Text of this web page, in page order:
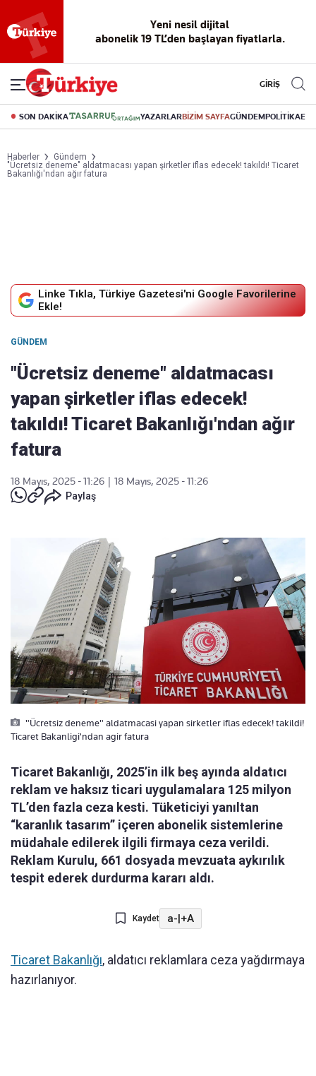
Yeni nesil dijital
abonelik 19 TL’den başlayan fiyatlarla.
GİRİŞ
SON DAKİKA YAZARLARBİZİM SAYFAGÜNDEMPOLİTİKA
Haberler
Gündem
"Ücretsiz deneme" aldatmacası yapan şirketler iflas edecek! takıldı! Ticaret
Bakanlığı'ndan ağır fatura
Linke Tıkla, Türkiye Gazetesi'ni Google Favorilerine
Ekle!
GÜNDEM
"Ücretsiz deneme" aldatmacası
yapan şirketler iflas edecek!
takıldı! Ticaret Bakanlığı'ndan ağır
fatura
18 Mayıs, 2025 - 11:26
18 Mayıs, 2025 - 11:26
Paylaş
"Ücretsiz deneme" aldatmacasi yapan sirketler iflas edecek! takildi!
Ticaret Bakanligi'ndan agir fatura
Ticaret Bakanlığı, 2025’in ilk beş ayında aldatıcı
reklam ve haksız ticari uygulamalara 125 milyon
TL’den fazla ceza kesti. Tüketiciyi yanıltan
“karanlık tasarım” içeren abonelik sistemlerine
müdahale edilerek ilgili firmaya ceza verildi.
Reklam Kurulu, 661 dosyada mevzuata aykırılık
tespit ederek durdurma kararı aldı.
Kaydet a-|+A
Ticaret Bakanlığı, aldatıcı reklamlara ceza yağdırmaya
hazırlanıyor.